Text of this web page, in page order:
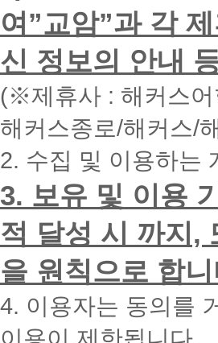
하
시
면
빠
른
간
내
에
화
드
리
겠
습
니
다.
여”교암”과 각
신 정보의 안내
(※제휴사 : 해커스어
해커스종로/해커스/
2. 수집 및 이용하는
3. 보유 및 이용
적 달성 시 까지,
을 원칙으로 합
4. 이용자는 동의를